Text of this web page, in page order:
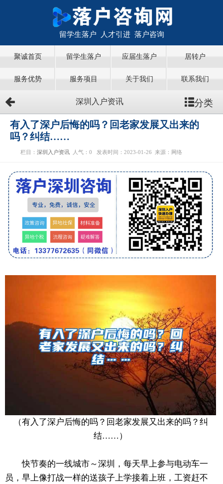
留学生落户 人才引进 落户咨询
聚诚首页 留学生落户 应届生落户 居转户
服务优势 服务项目 关于我们 联系我们
深圳入户资讯 分类
有入了深户后悔的吗？回老家发展又出来的
吗？纠结……
栏目： 深圳入户资讯 人气： 0 发表时间：2023-01-26 来源：网络
（有入了深户后悔的吗？回老家发展又出来的吗？纠
结……）
快节奏的一线城市～深圳，每天早上参与电动车一
员，早上像打战一样的送孩子上学接着上班，工资赶不